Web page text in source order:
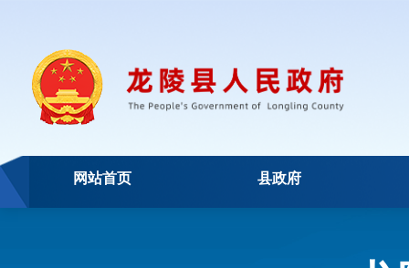
网站首页 县政府